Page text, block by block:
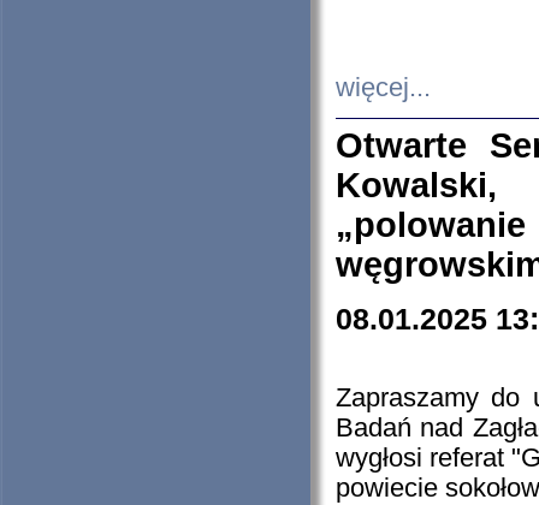
więcej...
Otwarte
08.01.2025
Zapraszamy do
Badań nad
wygłosi referat
powiecie